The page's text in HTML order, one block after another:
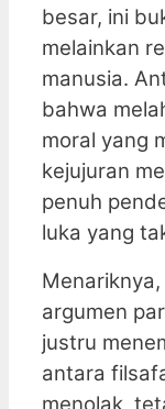
besar, ini
melainkan
manusia.
bahwa
moral yang
kejujuran
penuh
luka yang
argumen
justru
antara
menolak,